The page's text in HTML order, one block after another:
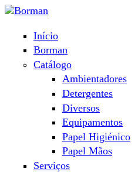
Passar para o conteúdo principal
Menu principal
Início
Borman
Catálogo
Ambientadores
Detergentes
Diversos
Equipamentos
Papel Higiénico
Papel Mãos
Serviços